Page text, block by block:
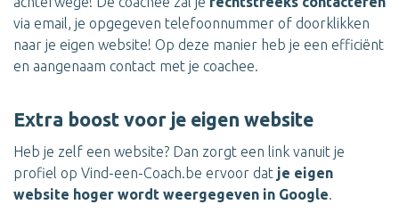
via email, je opgegeven telefoonnummer of doorklikken
naar je eigen website! Op deze manier heb je een efficiënt
en aangenaam contact met je coachee.
Extra boost voor je eigen website
Heb je zelf een website? Dan zorgt een link vanuit je
profiel op Vind-een-Coach.be ervoor dat je eigen
website hoger wordt weergegeven in Google.